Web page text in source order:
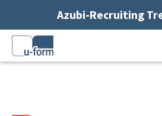
Zum Hauptinhalt springenAzubi-Recruiting